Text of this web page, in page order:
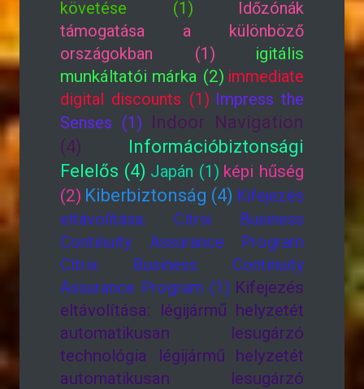
követése (1)
Időzónák
támogatása a különböző
országokban (1)
igitális
munkáltatói márka (2) immediate
digital discounts (1) Impress the
Senses (1) Indoor Navigation
(4)
Információbiztonsági
Felelős (4) Japán (1) képi hűség
(2) Kiberbiztonság (4) Kifejezés
eltávolítása: Citrix Business
Continuity Assurance Program
Citrix Business Continuity
Assurance Program (1) Kifejezés
eltávolítása: légijármű helyzetét
automatikusan lesugárzó
technológia légijármű helyzetét
automatikusan lesugárzó